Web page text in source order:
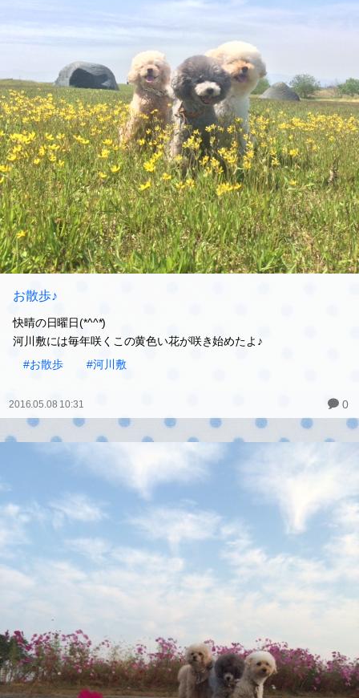
お散歩♪
快晴の日曜日(*^^*)
河川敷には毎年咲くこの黄色い花が咲き始めたよ♪
#お散歩
#河川敷
2016.05.08 10:31 0